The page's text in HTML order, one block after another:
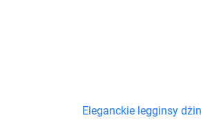
Eleganckie legginsy